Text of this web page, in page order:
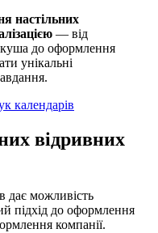
настільних
— від
до оформлення
унікальні
відривних
дає можливість
підхід до оформлення
компанії.